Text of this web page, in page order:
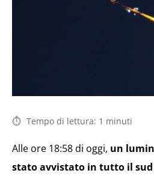
Tempo di lettura: 1 minuti
Alle ore 18:58 di oggi, un
stato avvistato in tutto il